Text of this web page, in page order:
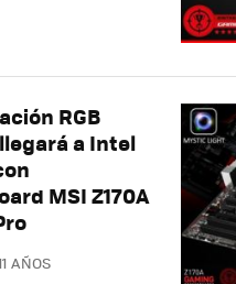
RGB
a Intel
MSI Z170A
AÑOS